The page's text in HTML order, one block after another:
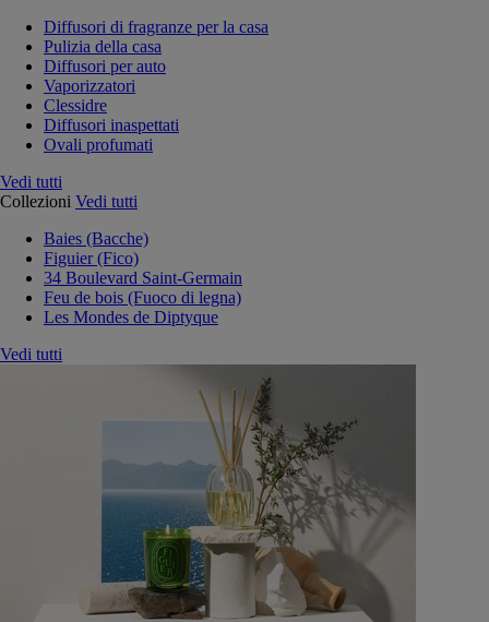
Diffusori di fragranze per la casa
Pulizia della casa
Diffusori per auto
Vaporizzatori
Clessidre
Diffusori inaspettati
Ovali profumati
Vedi tutti
Collezioni Vedi tutti
Baies (Bacche)
Figuier (Fico)
34 Boulevard Saint-Germain
Feu de bois (Fuoco di legna)
Les Mondes de Diptyque
Vedi tutti